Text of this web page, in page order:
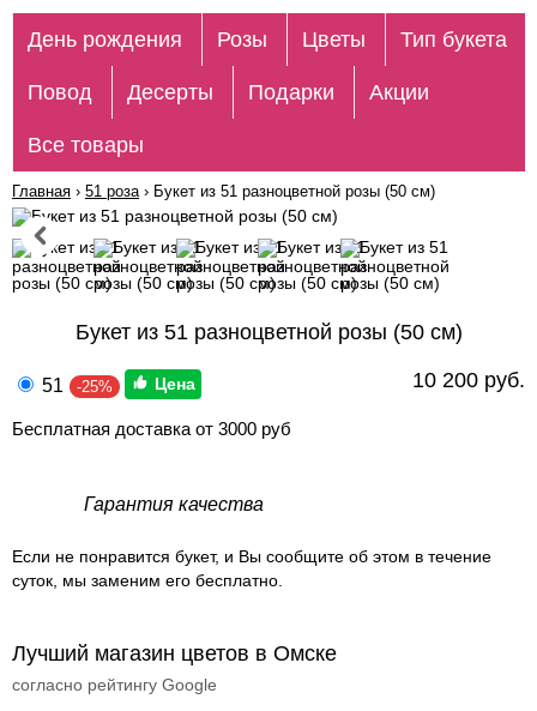
День рождения Розы Цветы Тип букета
Повод Десерты Подарки Акции
Все товары
Главная › 51 роза › Букет из 51 разноцветной розы (50 см)
Букет из 51 разноцветной розы (50 см)
51 -25% 10 200 руб.
Бесплатная доставка от 3000 руб
Гарантия качества
Если не понравится букет, и Вы сообщите об этом в течение
суток, мы заменим его бесплатно.
Лучший магазин цветов в Омске
согласно рейтингу Google